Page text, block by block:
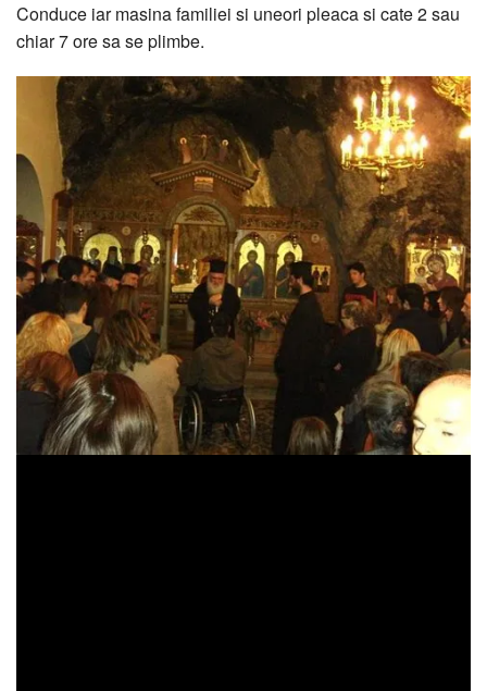
Conduce iar masina familiei si uneori pleaca si cate 2 sau
chiar 7 ore sa se plimbe.